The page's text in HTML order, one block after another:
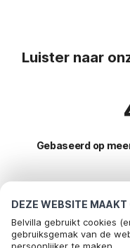
DEZE WEBSITE MAAKT
Belvilla gebruikt cookies
gebruiksgemak van de
Luister naar
Gebaseerd op
Meest populaire
vakantie